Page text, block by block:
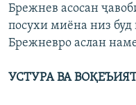
Брежнев асосан
посухи миёна низ буд
Брежневро аслан
УСТУРА ВА